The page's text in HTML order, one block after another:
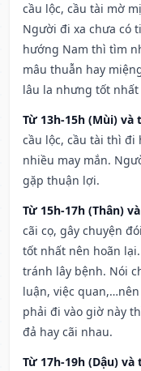
cầu lộc, cầu tài mờ
Người đi xa chưa có
hướng Nam thì tìm
mâu thuẫn hay
lâu la nhưng tốt nhất
Từ 13h-15h (Mùi) và
cầu lộc, cầu tài thì đi
nhiều may mắn.
gặp thuận lợi.
Từ 15h-17h (Thân)
cãi cọ, gây chuyện
tốt nhất nên hoãn
tránh lây bệnh. Nói
luận, việc
phải đi vào giờ này
đả hay cãi nhau.
Từ 17h-19h (Dậu)